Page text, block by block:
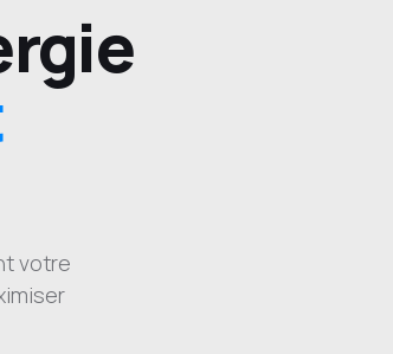
votre